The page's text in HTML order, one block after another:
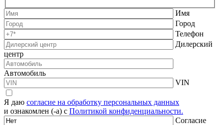
Имя
Город
Телефон
Дилерский
центр
Автомобиль
VIN
Я даю согласие на обработку персональных данных
и ознакомлен (-а) с Политикой конфиденциальности.
Согласие